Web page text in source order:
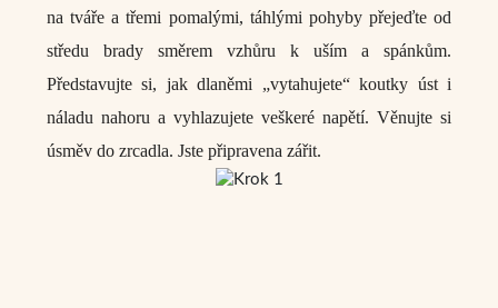
na tváře a třemi pomalými, táhlými pohyby přejeďte od
středu brady směrem vzhůru k uším a spánkům.
Představujte si, jak dlaněmi „vytahujete“ koutky úst i
náladu nahoru a vyhlazujete veškeré napětí. Věnujte si
úsměv do zrcadla. Jste připravena zářit.